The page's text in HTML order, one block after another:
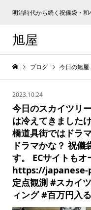
明治時代から続く祝儀袋・和
旭屋
ブログ 今日の旭屋
2023.10.24
今日のスカイツリ
は冷えてきました
橋道具街ではドラ
ドラマかな？ 祝儀
す。 ECサイトもオ
https://japanese-
定点観測 #スカイ
ィング #百万円入